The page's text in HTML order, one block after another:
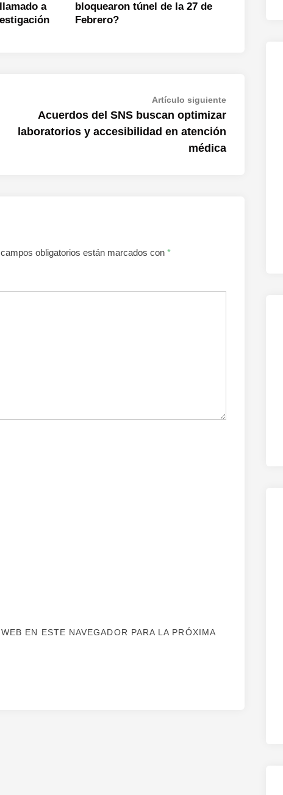
a
bloquearon túnel de la 27 de
Febrero?
Artículo siguienteArtículo
siguiente:
Acuerdos del SNS buscan optimizar
laboratorios y accesibilidad en atención
médica
obligatorios están marcados con *
EN ESTE NAVEGADOR PARA LA PRÓXIMA